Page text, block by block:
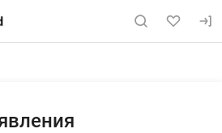
по сайту